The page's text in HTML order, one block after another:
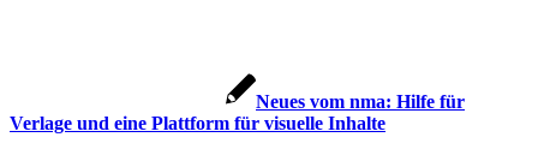
Neues vom nma: Hilfe für
Verlage und eine Plattform für visuelle Inhalte